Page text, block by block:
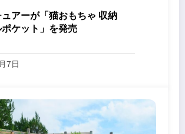
アーが「猫おもちゃ 収納
ポケット」を発売
7日